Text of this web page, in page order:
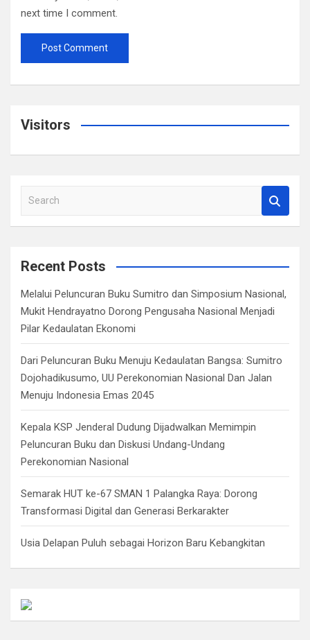
next time I comment.
Visitors
a
c
Recent Posts
Melalui Peluncuran Buku Sumitro dan Simposium Nasional,
Mukit Hendrayatno Dorong Pengusaha Nasional Menjadi
Pilar Kedaulatan Ekonomi
Dari Peluncuran Buku Menuju Kedaulatan Bangsa: Sumitro
Dojohadikusumo, UU Perekonomian Nasional Dan Jalan
Menuju Indonesia Emas 2045
Kepala KSP Jenderal Dudung Dijadwalkan Memimpin
Peluncuran Buku dan Diskusi Undang-Undang
Perekonomian Nasional
Semarak HUT ke-67 SMAN 1 Palangka Raya: Dorong
Transformasi Digital dan Generasi Berkarakter
Usia Delapan Puluh sebagai Horizon Baru Kebangkitan